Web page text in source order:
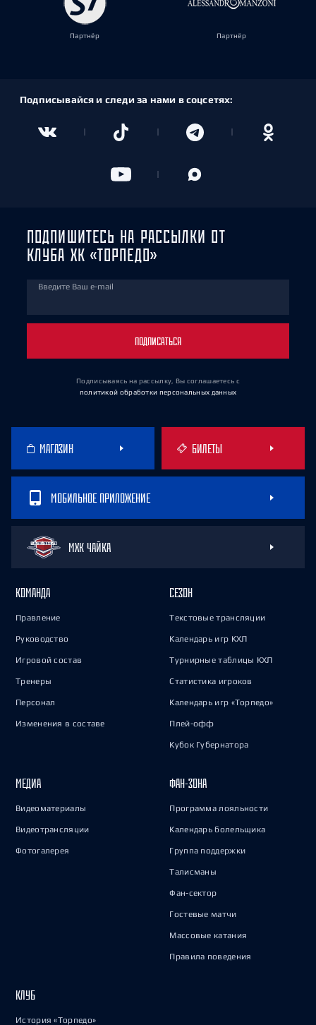
Партнёр Партнёр
Подписывайся и следи за нами в соцсетях:
ПОДПИШИТЕСЬ НА РАССЫЛКИ ОТ
КЛУБА ХК «ТОРПЕДО»
Введите Ваш e-mail
ПОДПИСАТЬСЯ
Подписываясь на рассылку, Вы соглашаетесь с
политикой обработки персональных данных
МАГАЗИН БИЛЕТЫ
МОБИЛЬНОЕ ПРИЛОЖЕНИЕ
МХК ЧАЙКА
КОМАНДА
Правление
Руководство
Игровой состав
Тренеры
Персонал
Изменения в составе
СЕЗОН
Текстовые трансляции
Календарь игр КХЛ
Турнирные таблицы КХЛ
Статистика игроков
Календарь игр «Торпедо»
Плей-офф
Кубок Губернатора
МЕДИА
Видеоматериалы
Видеотрансляции
Фотогалерея
ФАН-ЗОНА
Программа лояльности
Календарь болельщика
Группа поддержки
Талисманы
Фан-сектор
Гостевые матчи
Массовые катания
Правила поведения
КЛУБ
История «Торпедо»